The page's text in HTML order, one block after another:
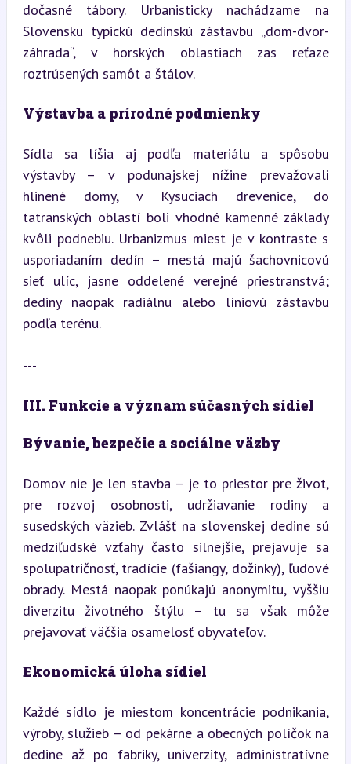
dočasné tábory. Urbanisticky nachádzame na
Slovensku typickú dedinskú zástavbu „dom-dvor-
záhrada“, v horských oblastiach zas reťaze
roztrúsených samôt a štálov.
Výstavba a prírodné podmienky
Sídla sa líšia aj podľa materiálu a spôsobu
výstavby – v podunajskej nížine prevažovali
hlinené domy, v Kysuciach drevenice, do
tatranských oblastí boli vhodné kamenné základy
kvôli podnebiu. Urbanizmus miest je v kontraste s
usporiadaním dedín – mestá majú šachovnicovú
sieť ulíc, jasne oddelené verejné priestranstvá;
dediny naopak radiálnu alebo líniovú zástavbu
podľa terénu.
---
III. Funkcie a význam súčasných sídiel
Bývanie, bezpečie a sociálne väzby
Domov nie je len stavba – je to priestor pre život,
pre rozvoj osobnosti, udržiavanie rodiny a
susedských väzieb. Zvlášť na slovenskej dedine sú
medziľudské vzťahy často silnejšie, prejavuje sa
spolupatričnosť, tradície (fašiangy, dožinky), ľudové
obrady. Mestá naopak ponúkajú anonymitu, vyššiu
diverzitu životného štýlu – tu sa však môže
prejavovať väčšia osamelosť obyvateľov.
Ekonomická úloha sídiel
Každé sídlo je miestom koncentrácie podnikania,
výroby, služieb – od pekárne a obecných políčok na
dedine až po fabriky, univerzity, administratívne